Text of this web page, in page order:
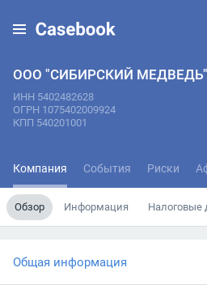
ООО "СИБИРСКИЙ МЕДВЕДЬ"
ИНН 5402482628
ОГРН 1075402009924
КПП 540201001
Компания События Риски
Обзор Информация Налоговые
Общая информация